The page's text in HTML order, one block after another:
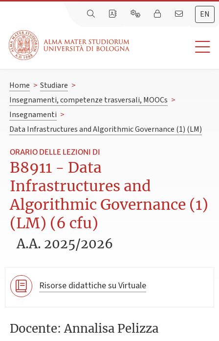
EN
Home > Studiare >
Insegnamenti, competenze trasversali, MOOCs >
Insegnamenti >
Data Infrastructures and Algorithmic Governance (1) (LM)
ORARIO DELLE LEZIONI DI
B8911 - Data
Infrastructures and
Algorithmic Governance (1)
(LM) (6 cfu)
A.A. 2025/2026
Risorse didattiche su Virtuale
Docente: Annalisa Pelizza